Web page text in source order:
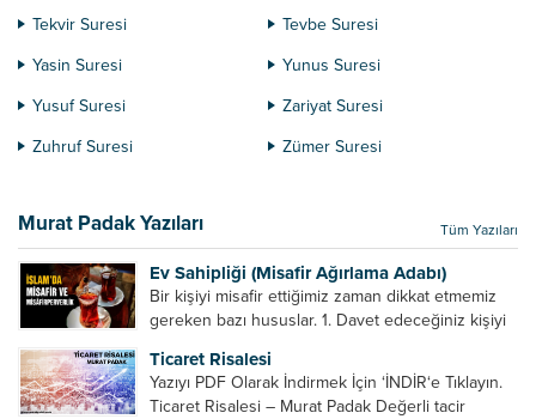
Tekvir Suresi
Tevbe Suresi
Yasin Suresi
Yunus Suresi
Yusuf Suresi
Zariyat Suresi
Zuhruf Suresi
Zümer Suresi
Murat Padak Yazıları Tüm Yazıları
Ev Sahipliği (Misafir Ağırlama Adabı)
Bir kişiyi misafir ettiğimiz zaman dikkat etmemiz
gereken bazı hususlar. 1. Davet edeceğiniz kişiyi
önce, bir hafta önce veya gün içinde davet edin....
Ticaret Risalesi
Yazıyı PDF Olarak İndirmek İçin ‘İNDİR‘e Tıklayın.
Ticaret Risalesi – Murat Padak Değerli tacir